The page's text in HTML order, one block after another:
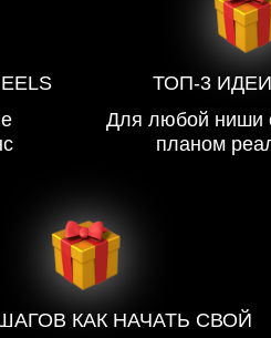
КАК НАЧАТЬ СВОЙ
ТОП-3 ИДЕИ
Для любой ниши
планом